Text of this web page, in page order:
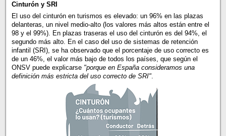
Cinturón y SRI
El uso del cinturón en turismos es elevado: un 96% en las plazas
delanteras, un nivel medio-alto (los valores más altos están entre el
98 y el 99%). En plazas traseras el uso del cinturón es del 94%, el
segundo más alto. En el caso del uso de sistemas de retención
infantil (SRI), se ha observado que el porcentaje de uso correcto es
de un 46%, el valor más bajo de todos los países, que según el
ONSV puede explicarse "porque en España consideramos una
definición más estricta del uso correcto de SRI".